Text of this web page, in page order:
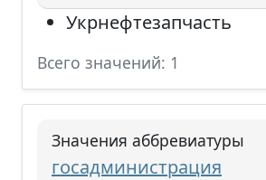
Укрнефтезапчасть
Всего значений: 1
Значения аббревиатуры
госадминистрация